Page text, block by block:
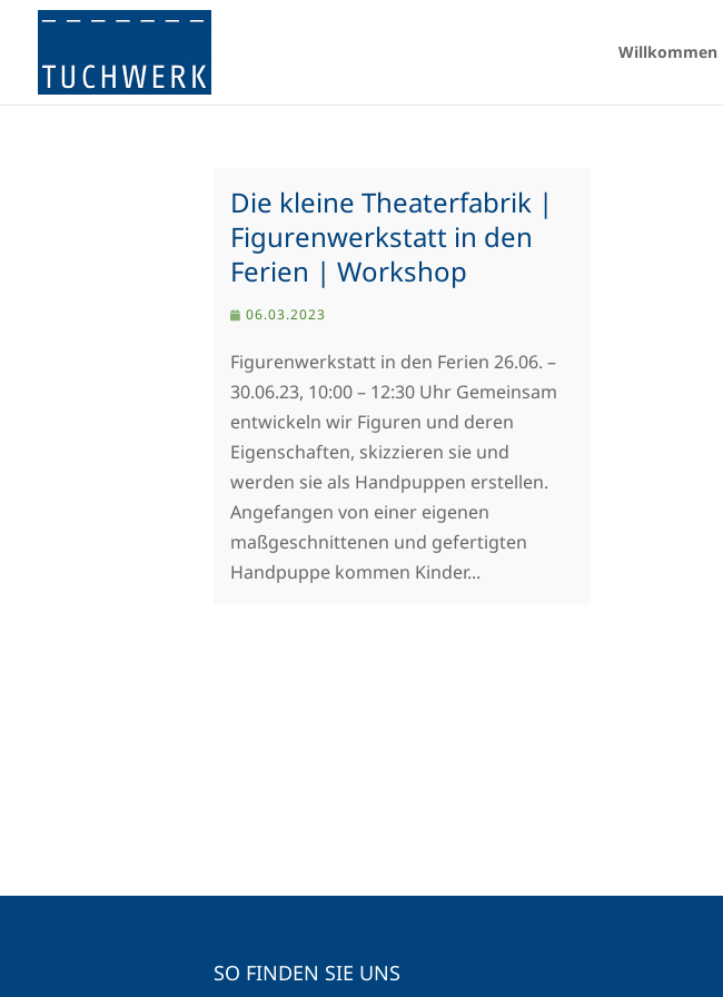
Willkommen
Die kleine Theaterfabrik |
Figurenwerkstatt in den
Ferien | Workshop
06.03.2023
Figurenwerkstatt in den Ferien 26.06. –
30.06.23, 10:00 – 12:30 Uhr Gemeinsam
entwickeln wir Figuren und deren
Eigenschaften, skizzieren sie und
werden sie als Handpuppen erstellen.
Angefangen von einer eigenen
maßgeschnittenen und gefertigten
Handpuppe kommen Kinder...
SO FINDEN SIE UNS